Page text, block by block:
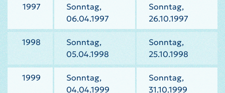
1997
Sonntag,
06.04.1997
Sonntag,
26.10.1997
1998
Sonntag,
05.04.1998
Sonntag,
25.10.1998
1999
Sonntag,
04.04.1999
Sonntag,
31.10.1999